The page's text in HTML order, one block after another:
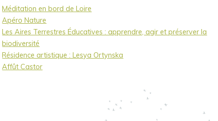
Méditation en bord de Loire
Apéro Nature
Les Aires Terrestres Éducatives : apprendre, agir et préserver la
biodiversité
Résidence artistique : Lesya Ortynska
Affût Castor